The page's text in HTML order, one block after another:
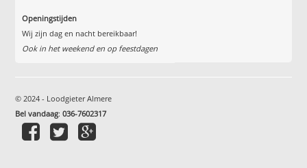
Openingstijden
Wij zijn dag en nacht bereikbaar!
Ook in het weekend en op feestdagen
© 2024 - Loodgieter Almere
Bel vandaag:036-7602317